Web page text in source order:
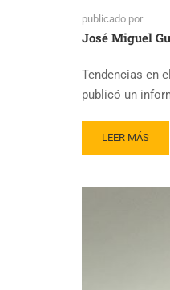
publicado por
José Miguel
Tendencias en
publicó un
READ
MORE
TENDENCIAS
LEER MÁS